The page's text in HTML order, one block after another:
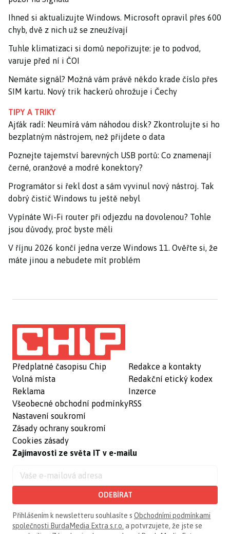
Ihned si aktualizujte Windows. Microsoft opravil přes 600
chyb, dvě z nich už se zneužívají
Tuhle klimatizaci si domů nepořizujte: je to podvod,
varuje před ní i ČOI
Nemáte signál? Možná vám právě někdo krade číslo přes
SIM kartu. Nový trik hackerů ohrožuje i Čechy
TIPY A TRIKY
Ajťák radí: Neumírá vám náhodou disk? Zkontrolujte si ho
bezplatným nástrojem, než přijdete o data
Poznejte tajemství barevných USB portů: Co znamenají
černé, oranžové a modré konektory?
Programátor si řekl dost a sám vyvinul nový nástroj. Tak
dobrý čistič Windows tu ještě nebyl
Vypínáte Wi-Fi router při odjezdu na dovolenou? Tohle
jsou důvody, proč byste měli
V říjnu 2026 končí jedna verze Windows 11. Ověřte si, že
máte jinou a nebudete mít problém
Předplatné časopisu Chip
Volná místa
Reklama
Všeobecné obchodní podmínky
Nastavení soukromí
Zásady ochrany soukromí
Cookies zásady
Redakce a kontakty
Redakční etický kodex
Inzerce
RSS
Zajímavosti ze světa IT v e-mailu
ODEBÍRAT
Přihlášením k newsletteru souhlasíte s Obchodními podmínkami
společnosti BurdaMedia Extra s.r.o. a potvrzujete, že jste se